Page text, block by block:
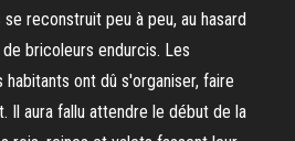
reconstruit peu à peu, au hasard
bricoleurs endurcis. Les
ont dû s'organiser, faire
Il aura fallu attendre le début de la